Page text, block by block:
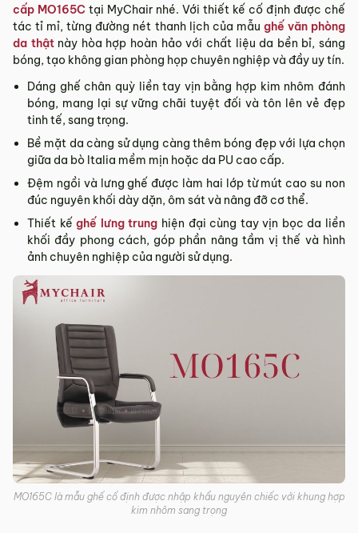
cấp MO165C tại MyChair nhé. Với thiết kế cố định được chế
tác tỉ mỉ, từng đường nét thanh lịch của mẫu ghế văn phòng
da thậtnày hòa hợp hoàn hảo với chất liệu da bền bỉ, sáng
bóng, tạo không gian phòng họp chuyên nghiệp và đầy uy tín.
Dáng ghế chân quỳ liền tay vịn bằng hợp kim nhôm đánh
bóng, mang lại sự vững chãi tuyệt đối và tôn lên vẻ đẹp
tinh tế, sang trọng.
Bề mặt da càng sử dụng càng thêm bóng đẹp với lựa chọn
giữa da bò Italia mềm mịn hoặc da PU cao cấp.
Đệm ngồi và lưng ghế được làm hai lớp từ mút cao su non
đúc nguyên khối dày dặn, ôm sát và nâng đỡ cơ thể.
Thiết kếghế lưng trung hiện đại cùng tay vịn bọc da liền
khối đầy phong cách, góp phần nâng tầm vị thế và hình
ảnh chuyên nghiệp của người sử dụng.
MO165C là mẫu ghế cố định được nhập khẩu nguyên chiếc với khung hợp
kim nhôm sang trọng